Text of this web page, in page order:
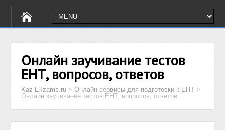
Онлайн заучивание тестов
ЕНТ, вопросов, ответов
Kaz-Ekzams.ru >Онлайн сервисы для подготовки к ЕНТ >
Онлайн заучивание тестов ЕНТ, вопросов, ответов